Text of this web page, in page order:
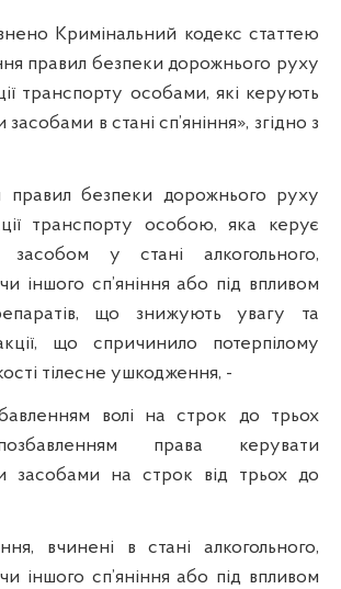
Кримінальний кодекс статтею
правил безпеки дорожнього руху
транспорту особами, які керують
в стані сп’яніння», згідно з
правил безпеки дорожнього руху
транспорту особою, яка керує
засобом у стані алкогольного,
іншого сп’яніння або під впливом
що знижують увагу та
що спричинило потерпілому
тілесне ушкодження, -
волі на строк до трьох
права керувати
засобами на строк від трьох до
вчинені в стані алкогольного,
іншого сп’яніння або під впливом